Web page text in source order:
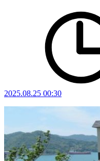
2025.08.25 00:30